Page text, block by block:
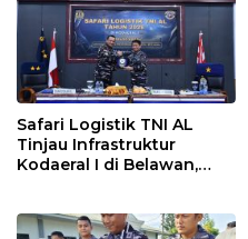
Safari Logistik TNI AL
Tinjau Infrastruktur
Kodaeral I di Belawan,